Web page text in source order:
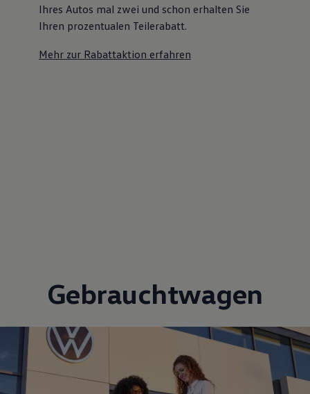
Ihres Autos mal zwei und schon erhalten Sie
Ihren prozentualen Teilerabatt.
Mehr zur Rabattaktion erfahren
Gebrauchtwagen